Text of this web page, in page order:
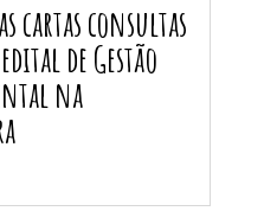
cartas consultas
de Gestão
na